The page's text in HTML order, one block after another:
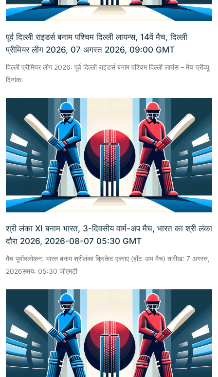
पूर्व दिल्ली राइडर्स बनाम पश्चिम दिल्ली लायन्स, 14वें मैच, दिल्ली
प्रीमियर लीग 2026, 07 अगस्त 2026, 09:00 GMT
दिल्ली प्रीमियर लीग 2026: पूर्व दिल्ली राइडर्स बनाम पश्चिम दिल्ली लायंस – मैच प्रीव्यू
दिनांक:
श्री लंका XI बनाम भारत, 3-दिवसीय वार्म-अप मैच, भारत का श्री लंका
दौरा 2026, 2026-08-07 05:30 GMT
मैच पूर्वावलोकन: भारत बनाम श्रीलंका क्रिकेट एक्सए (हॉट-अप मैच) तारीख: 7 अगस्त,
2026समय: 05:30 जीएमटी